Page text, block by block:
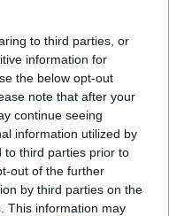
to third parties, or
information for
the below opt-out
note that after your
continue seeing
information utilized by
to third parties prior to
out of the further
by third parties on the
This information may
possível.
moedas estrela
na loja